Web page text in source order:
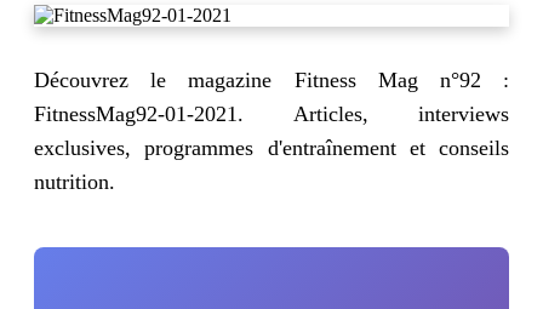
Découvrez le magazine Fitness Mag n°92 :
FitnessMag92-01-2021. Articles, interviews
exclusives, programmes d'entraînement et conseils
nutrition.